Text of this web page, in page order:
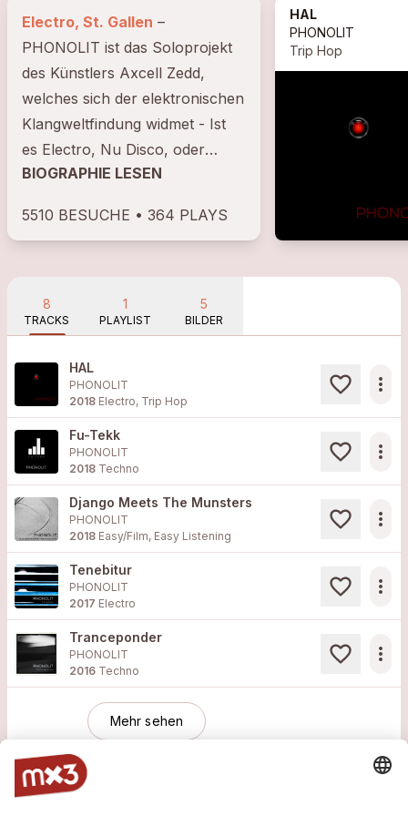
Electro, St. Gallen
PHONOLIT ist das Soloprojekt
des Künstlers Axcell Zedd,
welches sich der elektronischen
Klangweltfindung widmet - Ist
es Electro, Nu Disco, oder
whatever? 2016 erschien die 3-
BIOGRAPHIE LESEN
5510 BESUCHE • 364 PLAYS
HAL
PHONOLIT
Trip Hop
8
TRACKS
1
PLAYLIST
5
BILDER
HAL
PHONOLIT
2018 Electro, Trip Hop
more_horiz
Fu-Tekk
PHONOLIT
2018 Techno
more_horiz
Django Meets The Munsters
PHONOLIT
2018 Easy/Film, Easy Listening
more_horiz
Tenebitur
PHONOLIT
2017 Electro
more_horiz
Tranceponder
PHONOLIT
2016 Techno
more_horiz
Mehr sehen